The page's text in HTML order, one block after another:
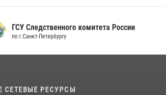
ГСУ Следственного комитета России
по г.Санкт-Петербургу
РЕСУРСЫ